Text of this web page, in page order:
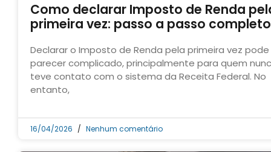
Como declarar Imposto de Renda
primeira vez: passo a passo completo
Declarar o Imposto de Renda pela primeira vez pode
parecer complicado, principalmente para quem
teve contato com o sistema da Receita Federal. No
entanto,
16/04/2026 Nenhum comentário